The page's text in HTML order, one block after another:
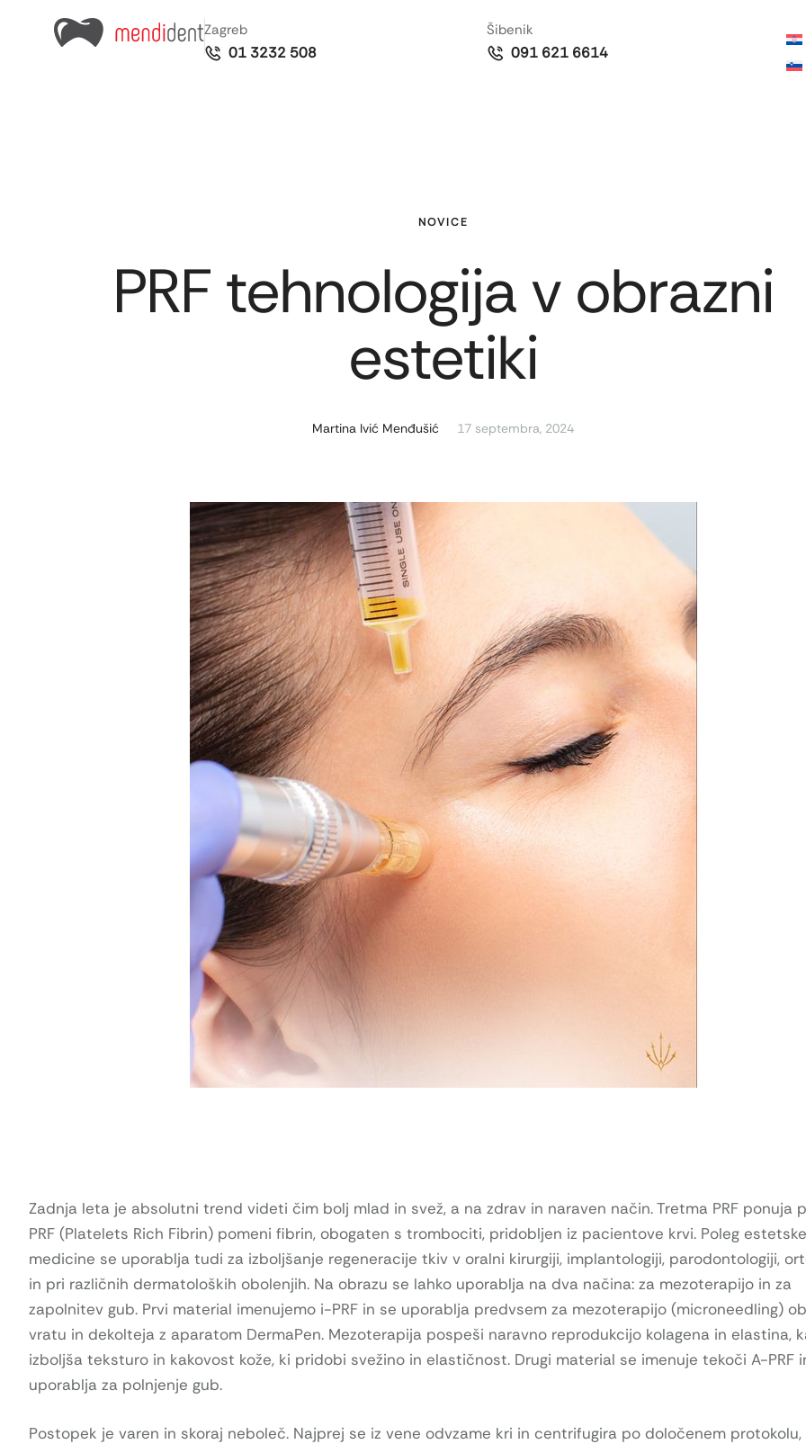
Zagreb
01 3232 508
Šibenik
091 621 6614
NOVICE
PRF tehnologija v obrazni
estetiki
Martina Ivić Menđušić 17 septembra, 2024
Zadnja leta je absolutni trend videti čim bolj mlad in svež, a na zdrav in naraven način. Tretma PRF ponuja
PRF (Platelets Rich Fibrin) pomeni fibrin, obogaten s trombociti, pridobljen iz pacientove krvi. Poleg estetske
medicine se uporablja tudi za izboljšanje regeneracije tkiv v oralni kirurgiji, implantologiji, parodontologiji,
in pri različnih dermatoloških obolenjih. Na obrazu se lahko uporablja na dva načina: za mezoterapijo in za
zapolnitev gub. Prvi material imenujemo i-PRF in se uporablja predvsem za mezoterapijo (microneedling)
vratu in dekolteja z aparatom DermaPen. Mezoterapija pospeši naravno reprodukcijo kolagena in elastina,
izboljša teksturo in kakovost kože, ki pridobi svežino in elastičnost. Drugi material se imenuje tekoči A-PRF
uporablja za polnjenje gub.
Postopek je varen in skoraj neboleč. Najprej se iz vene odvzame kri in centrifugira po določenem protokolu,